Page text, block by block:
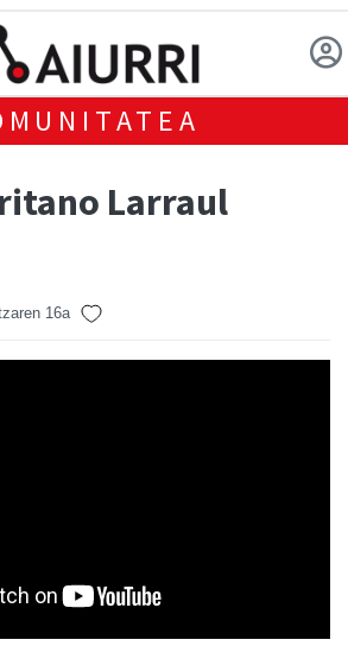
Larraul
16a